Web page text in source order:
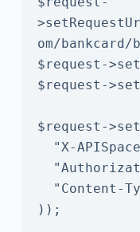
om/bankcard/
$request-
$request-
$request-
));